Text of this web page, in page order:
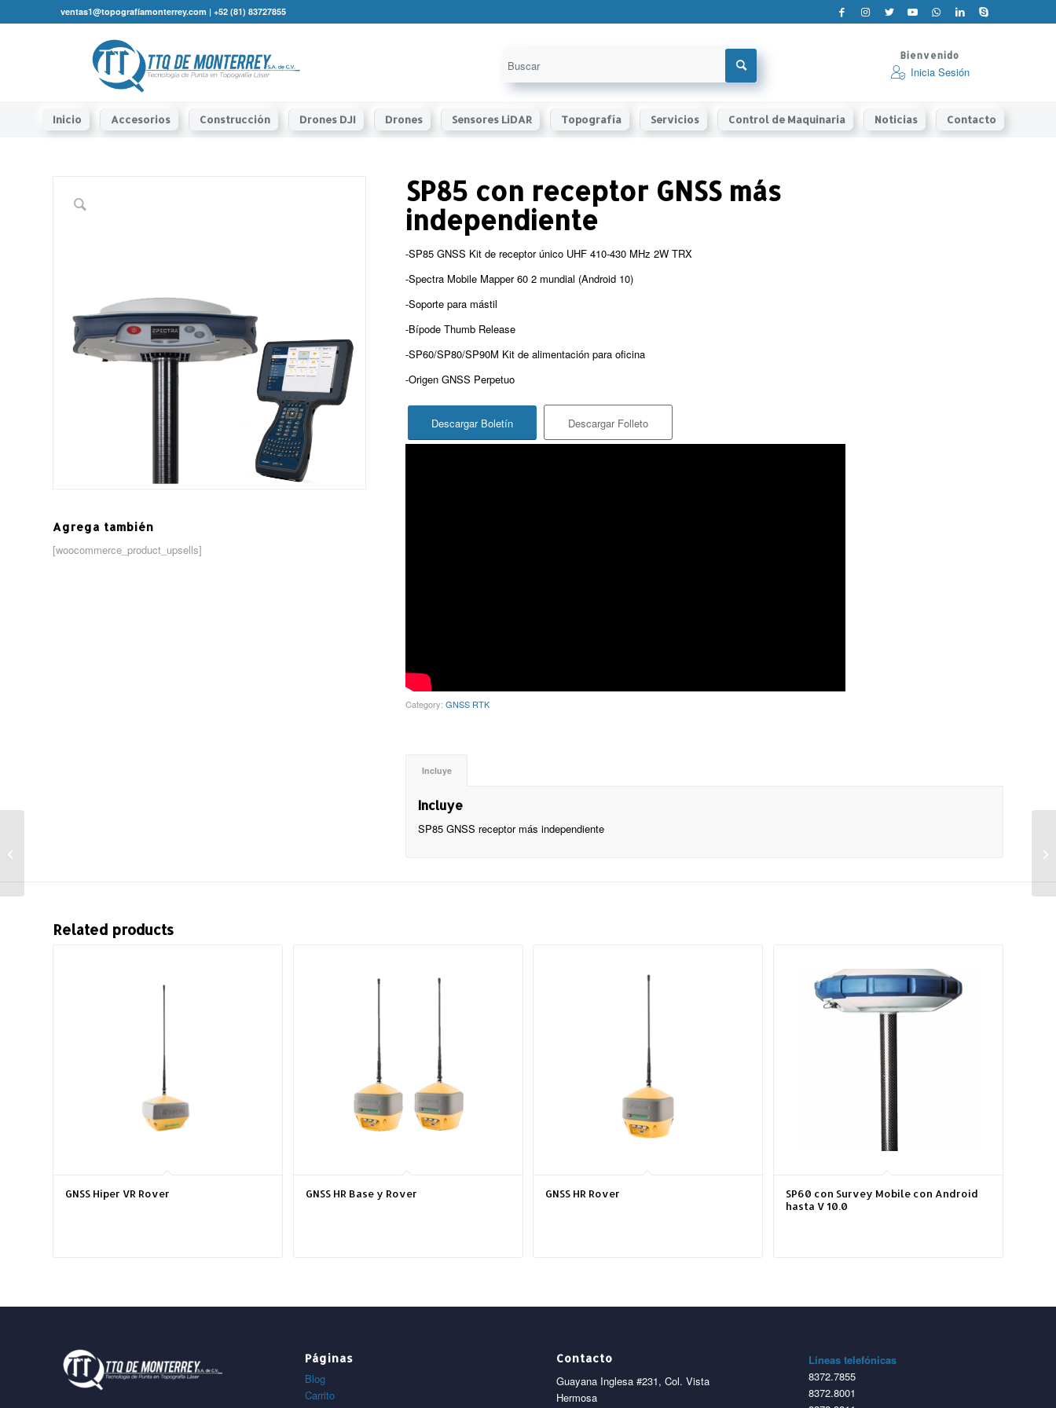
ventas1@topografíamonterrey.com | +52 (81) 83727855
Inicio Accesorios Construcción Drones DJI Drones Sensores LiDAR Topografía Servicios Control de Maquinaria Noticias Contacto
Bienvenido
Inicia Sesión
Agrega también
[woocommerce_product_upsells]
SP85 con receptor GNSS más
independiente
-SP85 GNSS Kit de receptor único UHF 410-430 MHz 2W TRX
-Spectra Mobile Mapper 60 2 mundial (Android 10)
-Soporte para mástil
-Bípode Thumb Release
-SP60/SP80/SP90M Kit de alimentación para oficina
-Origen GNSS Perpetuo
Descargar Boletín Descargar Folleto
Category:GNSS RTK
Incluye
Incluye
SP85 GNSS receptor más independiente
Related products
GNSS Hiper VR Rover GNSS HR Base y Rover GNSS HR Rover
SP60 con Survey Mobile con Android
hasta V 10.0
Páginas
Blog
Carrito
Contacto
Guayana Inglesa #231, Col. Vista
Hermosa
Líneas telefónicas
8372.7855
8372.8001